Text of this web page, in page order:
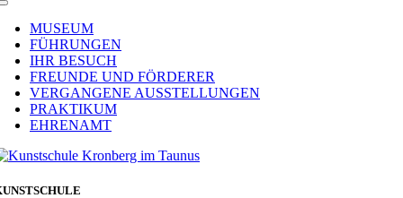
Toggle
NavigationMUSEUM
FÜHRUNGEN
IHR BESUCH
FREUNDE UND FÖRDERER
VERGANGENE AUSSTELLUNGEN
PRAKTIKUM
EHRENAMT